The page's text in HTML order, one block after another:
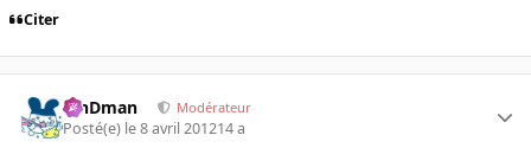
Citer
RinDman Modérateur
Posté(e) le 8 avril 201214 a